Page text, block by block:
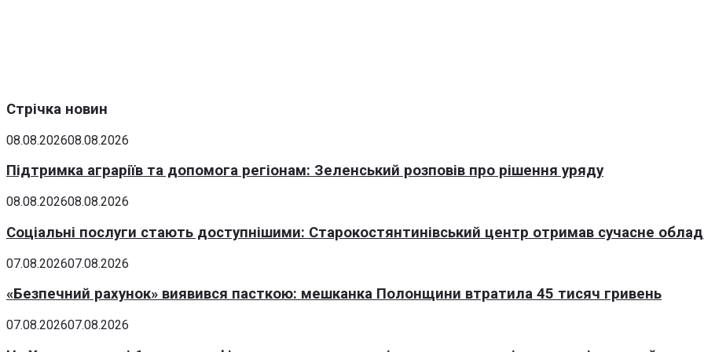
Стрічка новин
08.08.202608.08.2026
Підтримка аграріїв та допомога регіонам: Зеленський розповів про рішення уряду
08.08.202608.08.2026
Соціальні послуги стають доступнішими: Старокостянтинівський центр отримав сучасне
07.08.202607.08.2026
«Безпечний рахунок» виявився пасткою: мешканка Полонщини втратила 45 тисяч гривень
07.08.202607.08.2026